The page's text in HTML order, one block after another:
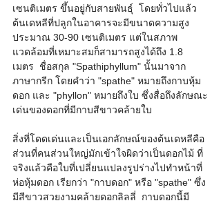
เซนติเมตร ขึ้นอยู่กับสายพันธุ์  โดยทั่วไปแล้ว
ต้นเดหลีที่ปลูกในอาคารจะมีขนาดความสูง
ประมาณ 30-90 เซนติเมตร แต่ในสภาพ
แวดล้อมที่เหมาะสมก็สามารถสูงได้ถึง 1.8
เมตร  ชื่อสกุล "Spathiphyllum" นั้นมาจาก
ภาษากรีก โดยคำว่า "spathe" หมายถึงกาบหุ้ม
ดอก และ "phyllon" หมายถึงใบ ซึ่งสื่อถึงลักษณะ
เด่นของดอกที่มีกาบสีขาวคล้ายใบ
สิ่งที่โดดเด่นและเป็นเอกลักษณ์ของต้นเดหลีคือ
ส่วนที่คนส่วนใหญ่มักเข้าใจผิดว่าเป็นดอกไม้ ที่
จริงแล้วคือใบที่เปลี่ยนแปลงรูปร่างไปทำหน้าที่
ห่อหุ้มดอก เรียกว่า "กาบดอก" หรือ "spathe" ซึ่ง
มีสีขาวสวยงามคล้ายดอกลิลลี่  กาบดอกนี้มี